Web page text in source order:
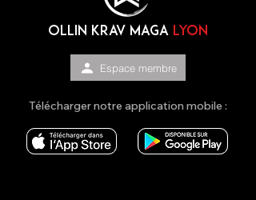
OLLIN KRAV MAGA lyon
Espace membre
Télécharger notre application mobile :